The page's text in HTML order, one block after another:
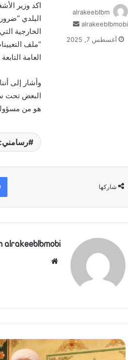
اكد وزير
البلدي
الخارجية
“ملف
العامة
وأشار إلى
البعض تحت
هو من
رسامني:
alrakeeblbm
alrakeeblbmobi
أرسل
إلكترونيا
أغسطس 7, 2025
شاركها
alrakeeblbmobi